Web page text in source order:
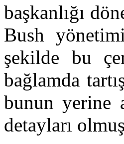
başkanlığı
Bush
şekilde bu
bağlamda
bunun yerine
detayları